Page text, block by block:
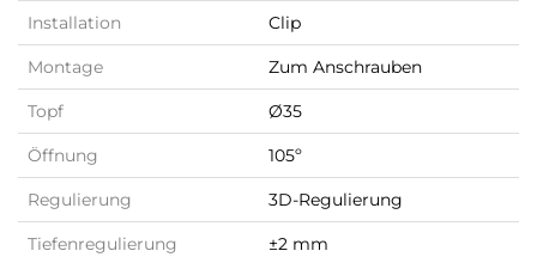
Installation Clip
Montage Zum Anschrauben
Topf Ø35
Öffnung 105º
Regulierung 3D-Regulierung
Tiefenregulierung ±2 mm